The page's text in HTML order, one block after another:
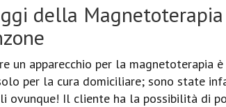
della
un apparecchio per la
per la cura domiciliare; sono state
ovunque! Il cliente ha la possibilità di